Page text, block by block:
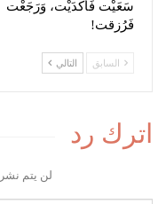
سَعَيْت فَأَكْدَيْت، وَرَجَعْت
فَرُزقت!
السابق التالي
اترك رد
لن يتم نشر